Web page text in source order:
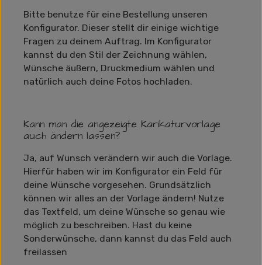
Bitte benutze für eine Bestellung unseren
Konfigurator. Dieser stellt dir einige wichtige
Fragen zu deinem Auftrag. Im Konfigurator
kannst du den Stil der Zeichnung wählen,
Wünsche äußern, Druckmedium wählen und
natürlich auch deine Fotos hochladen.
Kann man die angezeigte Karikaturvorlage
auch ändern lassen?
Ja, auf Wunsch verändern wir auch die Vorlage.
Hierfür haben wir im Konfigurator ein Feld für
deine Wünsche vorgesehen. Grundsätzlich
können wir alles an der Vorlage ändern! Nutze
das Textfeld, um deine Wünsche so genau wie
möglich zu beschreiben. Hast du keine
Sonderwünsche, dann kannst du das Feld auch
freilassen